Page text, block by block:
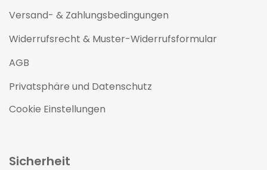
Versand- & Zahlungsbedingungen
Widerrufsrecht & Muster-Widerrufsformular
AGB
Privatsphäre und Datenschutz
Cookie Einstellungen
Sicherheit